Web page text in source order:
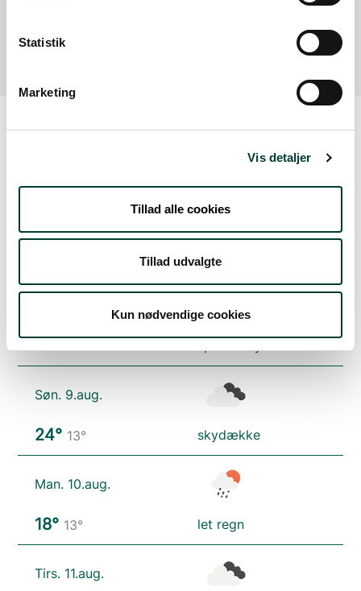
Statistik
Marketing
Vis detaljer
Tillad alle cookies
Tillad udvalgte
Kun nødvendige cookies
spredt skydække
21°12°
Søn. 9.aug.
24° 13° skydække
Man. 10.aug.
18° 13° let regn
Tirs. 11.aug.